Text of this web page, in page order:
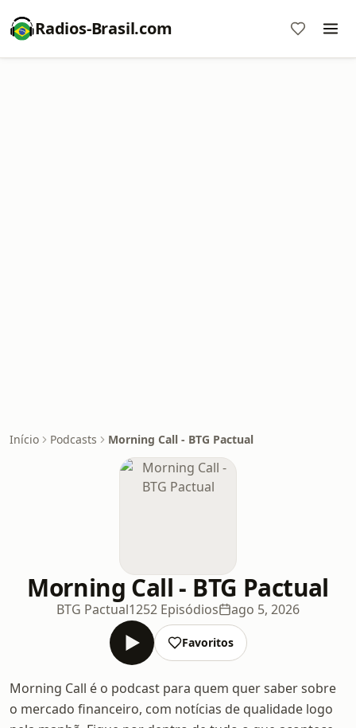
Radios-Brasil.com
Início Podcasts Morning Call - BTG Pactual
Morning Call - BTG Pactual
BTG Pactual1252 Episódios ago 5, 2026
Favoritos
Morning Call é o podcast para quem quer saber sobre
o mercado financeiro, com notícias de qualidade logo